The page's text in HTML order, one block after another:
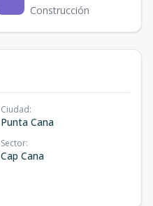
Construcción
Ciudad:
Punta Cana
Sector:
Cap Cana